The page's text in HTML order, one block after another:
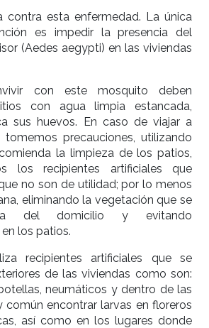
contra esta enfermedad. La única
es impedir la presencia del
(Aedes aegypti) en las viviendas
con este mosquito deben
con agua limpia estancada,
sus huevos. En caso de viajar a
precauciones, utilizando
la limpieza de los patios,
los recipientes artificiales que
no son de utilidad; por lo menos
eliminando la vegetación que se
del domicilio y evitando
los patios.
recipientes artificiales que se
de las viviendas como son:
neumáticos y dentro de las
común encontrar larvas en floreros
así como en los lugares donde